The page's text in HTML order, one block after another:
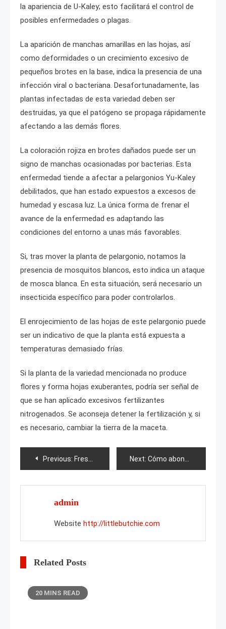
la apariencia de U-Kaley; esto facilitará el control de
posibles enfermedades o plagas.
La aparición de manchas amarillas en las hojas, así
como deformidades o un crecimiento excesivo de
pequeños brotes en la base, indica la presencia de una
infección viral o bacteriana. Desafortunadamente, las
plantas infectadas de esta variedad deben ser
destruidas, ya que el patógeno se propaga rápidamente
afectando a las demás flores.
La coloración rojiza en brotes dañados puede ser un
signo de manchas ocasionadas por bacterias. Esta
enfermedad tiende a afectar a pelargonios Yu-Kaley
debilitados, que han estado expuestos a excesos de
humedad y escasa luz. La única forma de frenar el
avance de la enfermedad es adaptando las
condiciones del entorno a unas más favorables.
Si, tras mover la planta de pelargonio, notamos la
presencia de mosquitos blancos, esto indica un ataque
de mosca blanca. En esta situación, será necesario un
insecticida específico para poder controlarlos.
El enrojecimiento de las hojas de este pelargonio puede
ser un indicativo de que la planta está expuesta a
temperaturas demasiado frías.
Si la planta de la variedad mencionada no produce
flores y forma hojas exuberantes, podría ser señal de
que se han aplicado excesivos fertilizantes
nitrogenados. Se aconseja detener la fertilización y, si
es necesario, cambiar la tierra de la maceta.
Post
navigation
Previous: Fresa Juan Next: Cómo abonar los pimientos para que crezcan?
admin
Website http://littlebutchie.com
Related Posts
20 MINS READ